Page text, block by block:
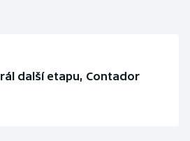
další etapu, Contador